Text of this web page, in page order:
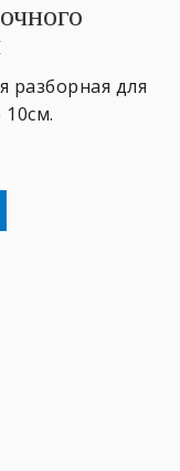
разборная для